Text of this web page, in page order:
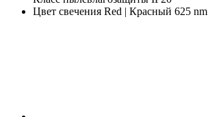
Цвет свечения Red | Красный 625 nm